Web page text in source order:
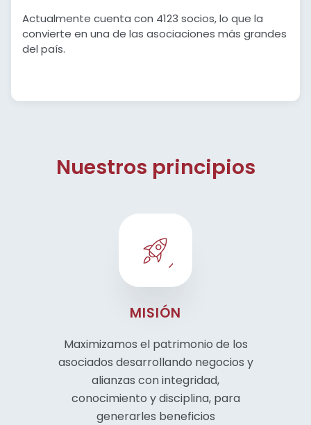
Actualmente cuenta con 4123 socios, lo que la
convierte en una de las asociaciones más grandes
del país.
Nuestros principios
MISIÓN
Maximizamos el patrimonio de los
asociados desarrollando negocios y
alianzas con integridad,
conocimiento y disciplina, para
generarles beneficios